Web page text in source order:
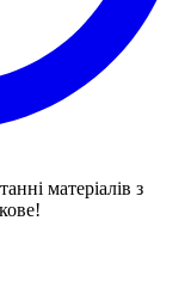
матеріалів з